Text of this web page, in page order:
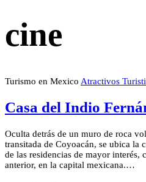
cine
Turismo en Mexico Atractivos
Casa del Indio
Oculta detrás de un muro de roca
transitada de Coyoacán, se ubica la
de las residencias de mayor interés,
anterior, en la capital mexicana.…